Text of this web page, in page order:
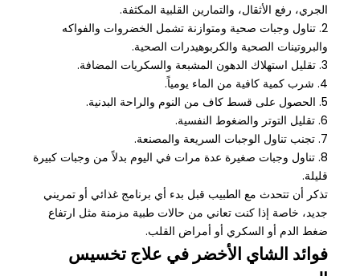
الجري، رفع الأثقال، والتمارين القلبية المكثفة.
2. تناول وجبات صحية ومتوازنة تشمل الخضروات والفواكه
والبروتينات الصحية والكربوهيدرات الصحية.
8. تناول وجبات صغيرة عدة مرات في اليوم بدلاً من وجبات كبيرة
قليلة.
تذكر أن تتحدث مع الطبيب قبل بدء أي برنامج غذائي أو تمريني
جديد، خاصة إذا كنت تعاني من حالات طبية مزمنة مثل ارتفاع
ضغط الدم أو السكري أو أمراض القلب.
فوائد الشاي الأخضر في علاج تخسيس